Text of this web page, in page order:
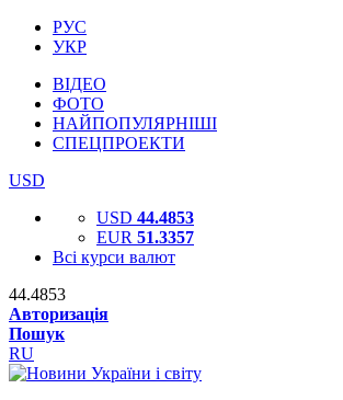
РУС
УКР
ВІДЕО
ФОТО
НАЙПОПУЛЯРНІШІ
СПЕЦПРОЕКТИ
USD
USD 44.4853
EUR 51.3357
Всі курси валют
44.4853
Авторизація
Пошук
RU